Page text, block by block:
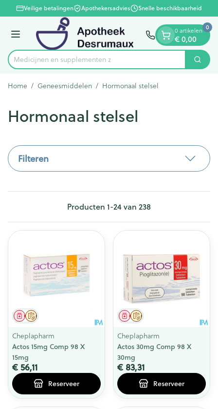
Ga naar de inhoud
1 van 1Veilige betalingen Apothekersadvies Snelle beschikbaarheid
Menu
Product, merk, categorie...
Medicijne Zoek
0 artikelen
€ 0,00
0
Home / Geneesmiddelen / Hormonaal stelsel
Hormonaal stelsel
Filteren
Producten 1-24van 238
Op voorschrift
Geneesmiddel
Cheplapharm
Actos 15mg Comp 98 X
15mg
€ 56,11
Reserveer
Op voorschrift
Geneesmiddel
Cheplapharm
Actos 30mg Comp 98 X
30mg
€ 83,31
Reserveer